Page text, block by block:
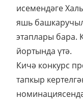
исемендәге
яшь
этаплары бара.
йортында үтә.
Кичә конкурс
тапкыр